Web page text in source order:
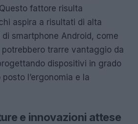
fattore risulta
aspira a risultati di alta
smartphone Android, come
potrebbero trarre vantaggio da
dispositivi in grado
l’ergonomia e la
e innovazioni attese